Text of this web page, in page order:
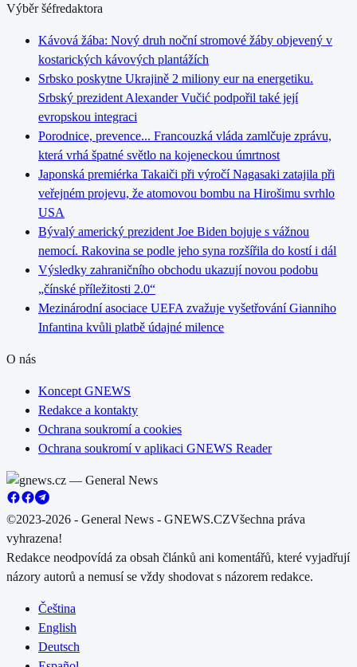
Výběr šéfredaktora
Kávová žába: Nový druh noční stromové žáby objevený v
kostarických kávových plantážích
Srbsko poskytne Ukrajině 2 miliony eur na energetiku.
Srbský prezident Alexander Vučić podpořil také její
evropskou integraci
Porodnice, prevence... Francouzká vláda zamlčuje zprávu,
která vrhá špatné světlo na kojeneckou úmrtnost
Japonská premiérka Takaiči při výročí Nagasaki zatajila při
veřejném projevu, že atomovou bombu na Hirošimu svrhlo
USA
Bývalý americký prezident Joe Biden bojuje s vážnou
nemocí. Rakovina se podle jeho syna rozšířila do kostí i dál
Výsledky zahraničního obchodu ukazují novou podobu
„čínské příležitosti 2.0“
Mezinárodní asociace UEFA zvažuje vyšetřování Gianniho
Infantina kvůli platbě údajné milence
O nás
Koncept GNEWS
Redakce a kontakty
Ochrana soukromí a cookies
Ochrana soukromí v aplikaci GNEWS Reader
©2023-2026 - General News - GNEWS.CZVšechna práva
vyhrazena!
Redakce neodpovídá za obsah článků ani komentářů, které vyjadřují
názory autorů a nemusí se vždy shodovat s názorem redakce.
Čeština
English
Deutsch